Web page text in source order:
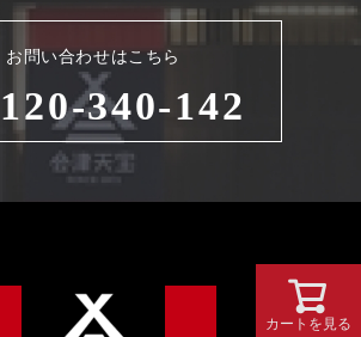
お問い合わせはこちら
340-142
カートを見る